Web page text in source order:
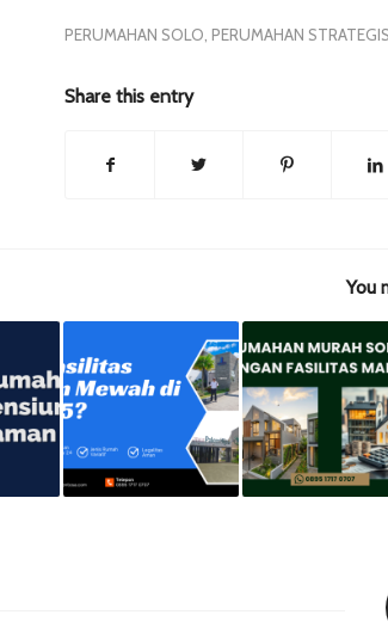
PERUMAHAN SOLO PERUMAHAN
Share this entry
You